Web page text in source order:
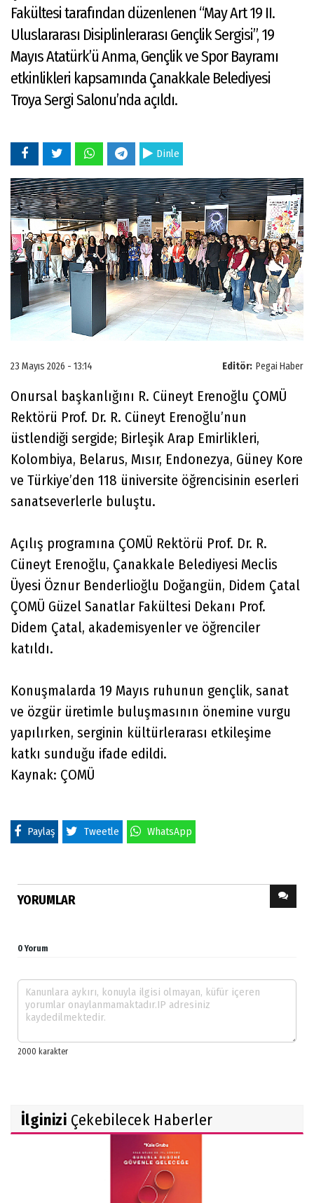
Fakültesi tarafından düzenlenen “May Art 19 II.
Uluslararası Disiplinlerarası Gençlik Sergisi”, 19
Mayıs Atatürk’ü Anma, Gençlik ve Spor Bayramı
etkinlikleri kapsamında Çanakkale Belediyesi
Troya Sergi Salonu’nda açıldı.
Dinle
Editör: Pegai Haber
23 Mayıs 2026 - 13:14
Onursal başkanlığını R. Cüneyt Erenoğlu ÇOMÜ
Rektörü Prof. Dr. R. Cüneyt Erenoğlu’nun
üstlendiği sergide; Birleşik Arap Emirlikleri,
Kolombiya, Belarus, Mısır, Endonezya, Güney Kore
ve Türkiye’den 118 üniversite öğrencisinin eserleri
sanatseverlerle buluştu.
Açılış programına ÇOMÜ Rektörü Prof. Dr. R.
Cüneyt Erenoğlu, Çanakkale Belediyesi Meclis
Üyesi Öznur Benderlioğlu Doğangün, Didem Çatal
ÇOMÜ Güzel Sanatlar Fakültesi Dekanı Prof.
Didem Çatal, akademisyenler ve öğrenciler
katıldı.
Konuşmalarda 19 Mayıs ruhunun gençlik, sanat
ve özgür üretimle buluşmasının önemine vurgu
yapılırken, serginin kültürlerarası etkileşime
katkı sunduğu ifade edildi.
Kaynak: ÇOMÜ
Paylaş Tweetle WhatsApp
YORUMLAR
0 Yorum
İlginizi Çekebilecek Haberler